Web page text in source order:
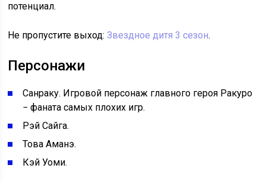
потенциал.
Не пропустите выход:Звездное дитя 3 сезон.
Персонажи
Санраку. Игровой персонаж главного героя Ракуро
− фаната самых плохих игр.
Рэй Сайга.
Това Аманэ.
Кэй Уоми.